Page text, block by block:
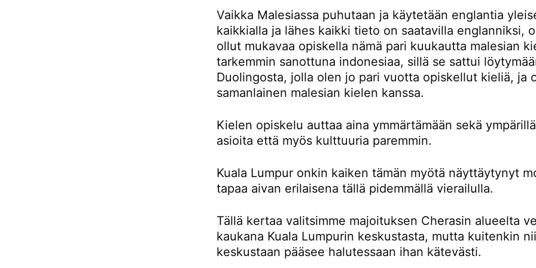
Vaikka Malesiassa puhutaan ja käytetään englantia
kaikkialla ja lähes kaikki tieto on saatavilla englanniksi,
ollut mukavaa opiskella nämä pari kuukautta malesian
tarkemmin sanottuna indonesiaa, sillä se sattui
Duolingosta, jolla olen jo pari vuotta opiskellut kieliä, ja
samanlainen malesian kielen kanssa.
Kielen opiskelu auttaa aina ymmärtämään sekä
asioita että myös kulttuuria paremmin.
Kuala Lumpur onkin kaiken tämän myötä näyttäytynyt
tapaa aivan erilaisena tällä pidemmällä vierailulla.
Tällä kertaa valitsimme majoituksen Cherasin alueelta
kaukana Kuala Lumpurin keskustasta, mutta kuitenkin
keskustaan pääsee halutessaan ihan kätevästi.